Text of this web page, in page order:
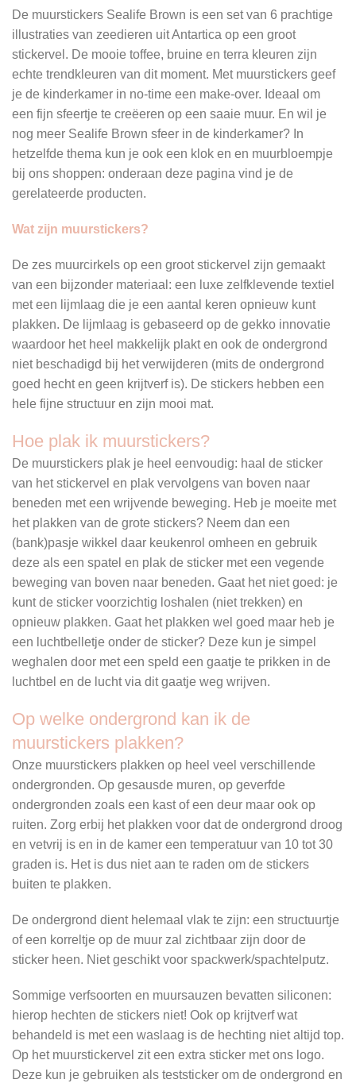
De muurstickers Sealife Brown is een set van 6 prachtige
illustraties van zeedieren uit Antartica op een groot
stickervel. De mooie toffee, bruine en terra kleuren zijn
echte trendkleuren van dit moment. Met muurstickers geef
je de kinderkamer in no-time een make-over. Ideaal om
een fijn sfeertje te creëeren op een saaie muur. En wil je
nog meer Sealife Brown sfeer in de kinderkamer? In
hetzelfde thema kun je ook een klok en en muurbloempje
bij ons shoppen: onderaan deze pagina vind je de
gerelateerde producten.
Wat zijn muurstickers?
De zes muurcirkels op een groot stickervel zijn gemaakt
van een bijzonder materiaal: een luxe zelfklevende textiel
met een lijmlaag die je een aantal keren opnieuw kunt
plakken. De lijmlaag is gebaseerd op de gekko innovatie
waardoor het heel makkelijk plakt en ook de ondergrond
niet beschadigd bij het verwijderen (mits de ondergrond
goed hecht en geen krijtverf is). De stickers hebben een
hele fijne structuur en zijn mooi mat.
Hoe plak ik muurstickers?
De muurstickers plak je heel eenvoudig: haal de sticker
van het stickervel en plak vervolgens van boven naar
beneden met een wrijvende beweging. Heb je moeite met
het plakken van de grote stickers? Neem dan een
(bank)pasje wikkel daar keukenrol omheen en gebruik
deze als een spatel en plak de sticker met een vegende
beweging van boven naar beneden. Gaat het niet goed: je
kunt de sticker voorzichtig loshalen (niet trekken) en
opnieuw plakken. Gaat het plakken wel goed maar heb je
een luchtbelletje onder de sticker? Deze kun je simpel
weghalen door met een speld een gaatje te prikken in de
luchtbel en de lucht via dit gaatje weg wrijven.
Op welke ondergrond kan ik de
muurstickers plakken?
Onze muurstickers plakken op heel veel verschillende
ondergronden. Op gesausde muren, op geverfde
ondergronden zoals een kast of een deur maar ook op
ruiten. Zorg erbij het plakken voor dat de ondergrond droog
en vetvrij is en in de kamer een temperatuur van 10 tot 30
graden is. Het is dus niet aan te raden om de stickers
buiten te plakken.
De ondergrond dient helemaal vlak te zijn: een structuurtje
of een korreltje op de muur zal zichtbaar zijn door de
sticker heen. Niet geschikt voor spackwerk/spachtelputz.
Sommige verfsoorten en muursauzen bevatten siliconen:
hierop hechten de stickers niet! Ook op krijtverf wat
behandeld is met een waslaag is de hechting niet altijd top.
Op het muurstickervel zit een extra sticker met ons logo.
Deze kun je gebruiken als teststicker om de ondergrond en